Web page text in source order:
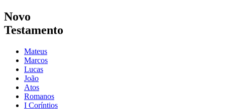
Novo
Testamento
Mateus
Marcos
Lucas
João
Atos
Romanos
I Coríntios